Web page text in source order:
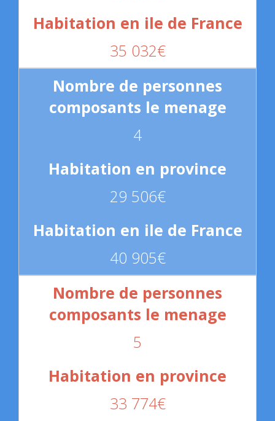
35 032€
4
29 506€
40 905€
5
33 774€